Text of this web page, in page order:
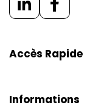
Accès Rapide
Informations